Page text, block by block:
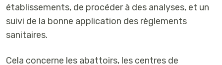
établissements, de procéder à des analyses, et un
suivi de la bonne application des règlements
sanitaires.
Cela concerne les abattoirs, les centres de